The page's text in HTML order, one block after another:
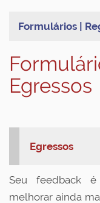
Formulários |
Egressos
Egressos
Seu feedback é
melhorar ainda